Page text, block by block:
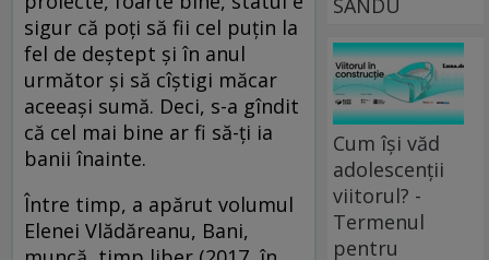
sigur că poți să fii cel puțin la
fel de deștept și în anul
următor și să cîștigi măcar
aceeași sumă. Deci, s-a gîndit
că cel mai bine ar fi să-ți ia
banii înainte.
Între timp, a apărut volumul
Elenei Vlădăreanu, Bani,
SANDU
Cum își văd
adolescenții
viitorul? -
Termenul
pentru